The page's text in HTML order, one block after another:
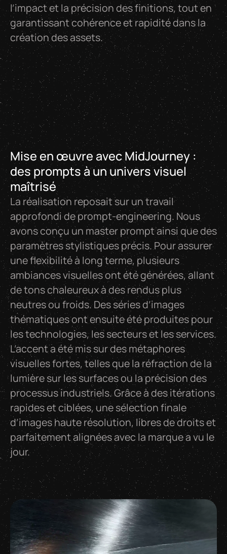
l’impact et la précision des finitions, tout en
garantissant cohérence et rapidité dans la
création des assets.
Mise en œuvre avec MidJourney :
des prompts à un univers visuel
maîtrisé
La réalisation reposait sur un travail
approfondi de prompt-engineering. Nous
avons conçu un master prompt ainsi que des
paramètres stylistiques précis. Pour assurer
une flexibilité à long terme, plusieurs
ambiances visuelles ont été générées, allant
de tons chaleureux à des rendus plus
neutres ou froids. Des séries d’images
thématiques ont ensuite été produites pour
les technologies, les secteurs et les services.
L’accent a été mis sur des métaphores
visuelles fortes, telles que la réfraction de la
lumière sur les surfaces ou la précision des
processus industriels. Grâce à des itérations
rapides et ciblées, une sélection finale
d’images haute résolution, libres de droits et
parfaitement alignées avec la marque a vu le
jour.